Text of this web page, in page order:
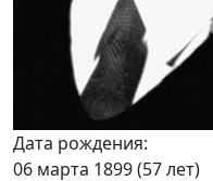
Дата рождения:
06 марта 1899 (57 лет)